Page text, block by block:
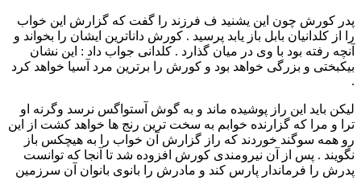
پدر کورش چون این یشنید ف فرزند را گفت که گزارش این خواب
را از کلدانیان بابل باز یابد پرسید . کورش داناترین ایشان را بخواند و
آنچه رفته بود با وی در میان گذارد . کلدانی جواب داد : این نشان
بیکبختی و بزرگی خواهد بود و کورش را برترین مرد آسیا خواهد کرد
.
لیکن باید این راز پوشیده ماند و به گوش آستواگس نرسد وگرنه او
ترا و مرا که گزارنده خوابم به سخت ترین رنج ها خواهد کشت از این
رو همه سوگند خوردند که راز گزارش آن خواب را به هیچکس باز
نگویند . پس از آن نیرومندی کورش افزوده شد تا آنجا که توانست
پدرش را فرماندار پارس کند و مادرش را بانوی بانوان آن سرزمین